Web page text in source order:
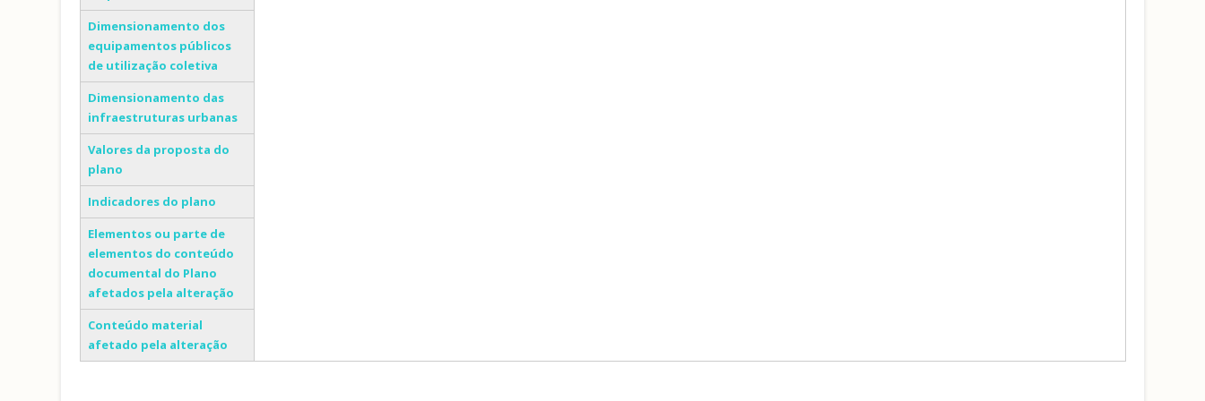
Dimensionamento dos
equipamentos públicos
de utilização coletiva
Dimensionamento das
infraestruturas urbanas
Valores da proposta do
plano
Indicadores do plano
Elementos ou parte de
elementos do conteúdo
documental do Plano
afetados pela alteração
Conteúdo material
afetado pela alteração